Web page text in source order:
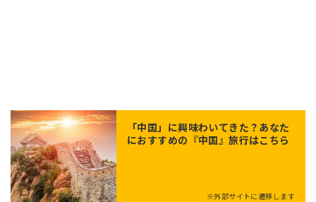
「中国 」に興味わいてきた？あなた
におすすめの『中国』旅行はこちら
※外部サイトに遷移します